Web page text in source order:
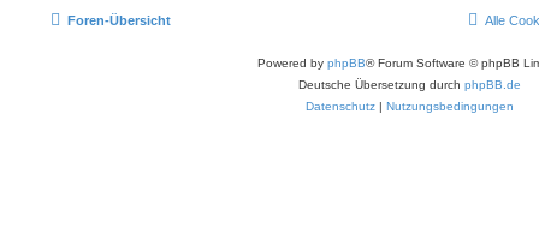
Foren-Übersicht Alle
Powered by phpBB® Forum Software © phpBB
Deutsche Übersetzung durch phpBB.de
Datenschutz | Nutzungsbedingungen